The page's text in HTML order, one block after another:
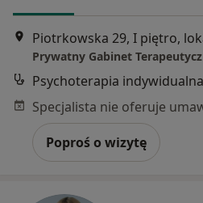
Piotrkowska 29, I piętro,
Prywatny Gabinet
Psychoterapia indywidualna
Poproś o wizytę